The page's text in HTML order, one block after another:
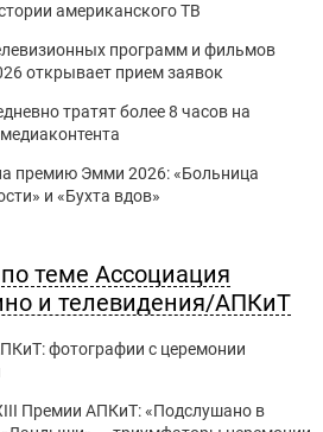
американского ТВ
программ и фильмов
открывает прием заявок
тратят более 8 часов на
премию Эмми 2026: «Больница
и «Бухта вдов»
теме Ассоциация
и телевидения/АПКиТ
фотографии с церемонии
Премии АПКиТ: «Подслушано в